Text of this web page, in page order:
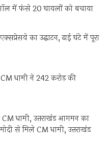
में फंसे 20 घायलों को बचाया
का उद्घाटन, ढाई घंटे में पूरा
CM धामी ने 242 करोड़ की
CM धामी, उत्तराखंड आगमन का
मोदी से मिले CM धामी, उत्तराखंड